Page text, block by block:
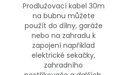
Prodlužovací kabel 30m
na bubnu můžete
použít do dílny, garáže
nebo na zahradu k
zapojení například
elektrické sekačky,
zahradního